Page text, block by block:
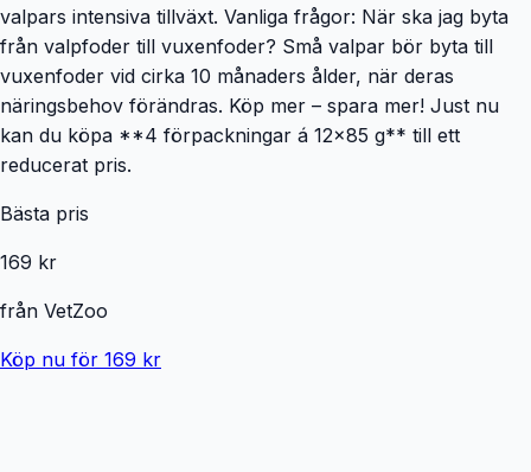
valpars intensiva tillväxt. Vanliga frågor: När ska jag byta
från valpfoder till vuxenfoder? Små valpar bör byta till
vuxenfoder vid cirka 10 månaders ålder, när deras
näringsbehov förändras. Köp mer – spara mer! Just nu
kan du köpa **4 förpackningar á 12x85 g** till ett
reducerat pris.
Bästa pris
169 kr
från VetZoo
Köp nu för 169 kr